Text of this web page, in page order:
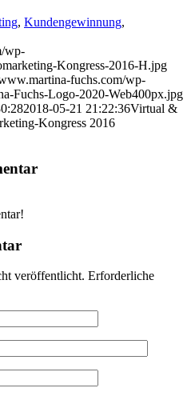
, Kundengewinnung,
wp-
Kongress-2016-H.jpg
fuchs.com/wp-
Fuchs-Logo-2020-Web400px.jpg
2018-05-21 21:22:36Virtual &
Kongress 2016
veröffentlicht. Erforderliche